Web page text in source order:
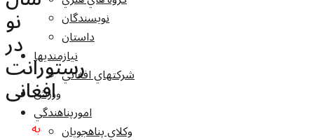
نويسندگان
داستان
نيازمنديها
شرکتهاي افغاني
ورزش
امورپناهندگي
وکلاي پناهجويان
نو
در
رستورانت
افغانی
به